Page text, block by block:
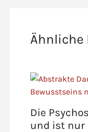
Ähnliche
Die
und ist nur